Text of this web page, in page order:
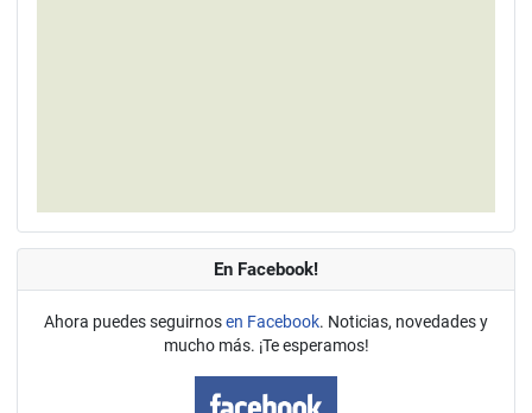
En Facebook!
Ahora puedes seguirnosen Facebook. Noticias, novedades y
mucho más. ¡Te esperamos!